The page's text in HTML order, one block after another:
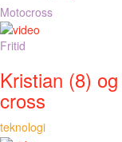
Motocross
Fritid
Kristian (8)
cross
teknologi